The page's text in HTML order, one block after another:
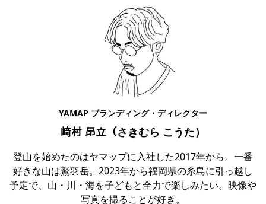
YAMAP ブランディング・ディレクター
﨑村 昂立（さきむら こうた）
登山を始めたのはヤマップに入社した2017年から。一番
好きな山は鷲羽岳。2023年から福岡県の糸島に引っ越し
予定で、山・川・海を子どもと全力で楽しみたい。映像や
写真を撮ることが好き。